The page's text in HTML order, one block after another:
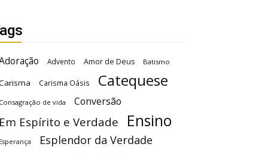
Advento Amor de Deus Batismo
Carisma Oásis Catequese
de vida Conversão
Espírito e Verdade Ensino
Esplendor da Verdade